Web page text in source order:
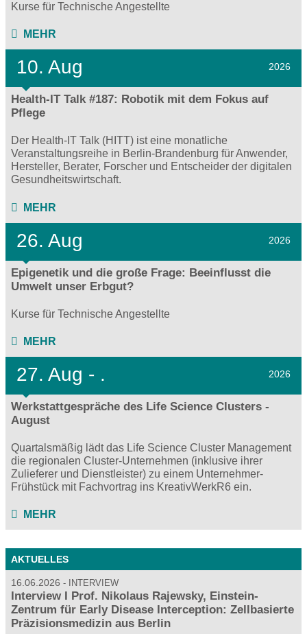
Kurse für Technische Angestellte
MEHR
10. Aug 2026
Health-IT Talk #187: Robotik mit dem Fokus auf
Pflege
Der Health-IT Talk (HITT) ist eine monatliche
Veranstaltungsreihe in Berlin-Brandenburg für Anwender,
Hersteller, Berater, Forscher und Entscheider der digitalen
Gesundheitswirtschaft.
MEHR
26. Aug 2026
Epigenetik und die große Frage: Beeinflusst die
Umwelt unser Erbgut?
Kurse für Technische Angestellte
MEHR
27. Aug - . 2026
Werkstattgespräche des Life Science Clusters -
August
Quartalsmäßig lädt das Life Science Cluster Management
die regionalen Cluster-Unternehmen (inklusive ihrer
Zulieferer und Dienstleister) zu einem Unternehmer-
Frühstück mit Fachvortrag ins KreativWerkR6 ein.
MEHR
AKTUELLES
16.06.2026 INTERVIEW
Interview I Prof. Nikolaus Rajewsky, Einstein-
Zentrum für Early Disease Interception: Zellbasierte
Präzisionsmedizin aus Berlin